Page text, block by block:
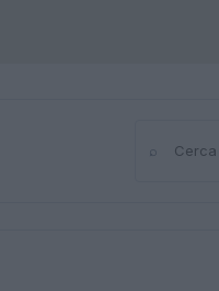
⌕Cerca